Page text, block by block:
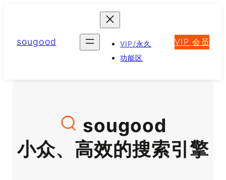
sougood
VIP/永久
功能区
VIP 会员
sougood
小众、高效的搜索引擎